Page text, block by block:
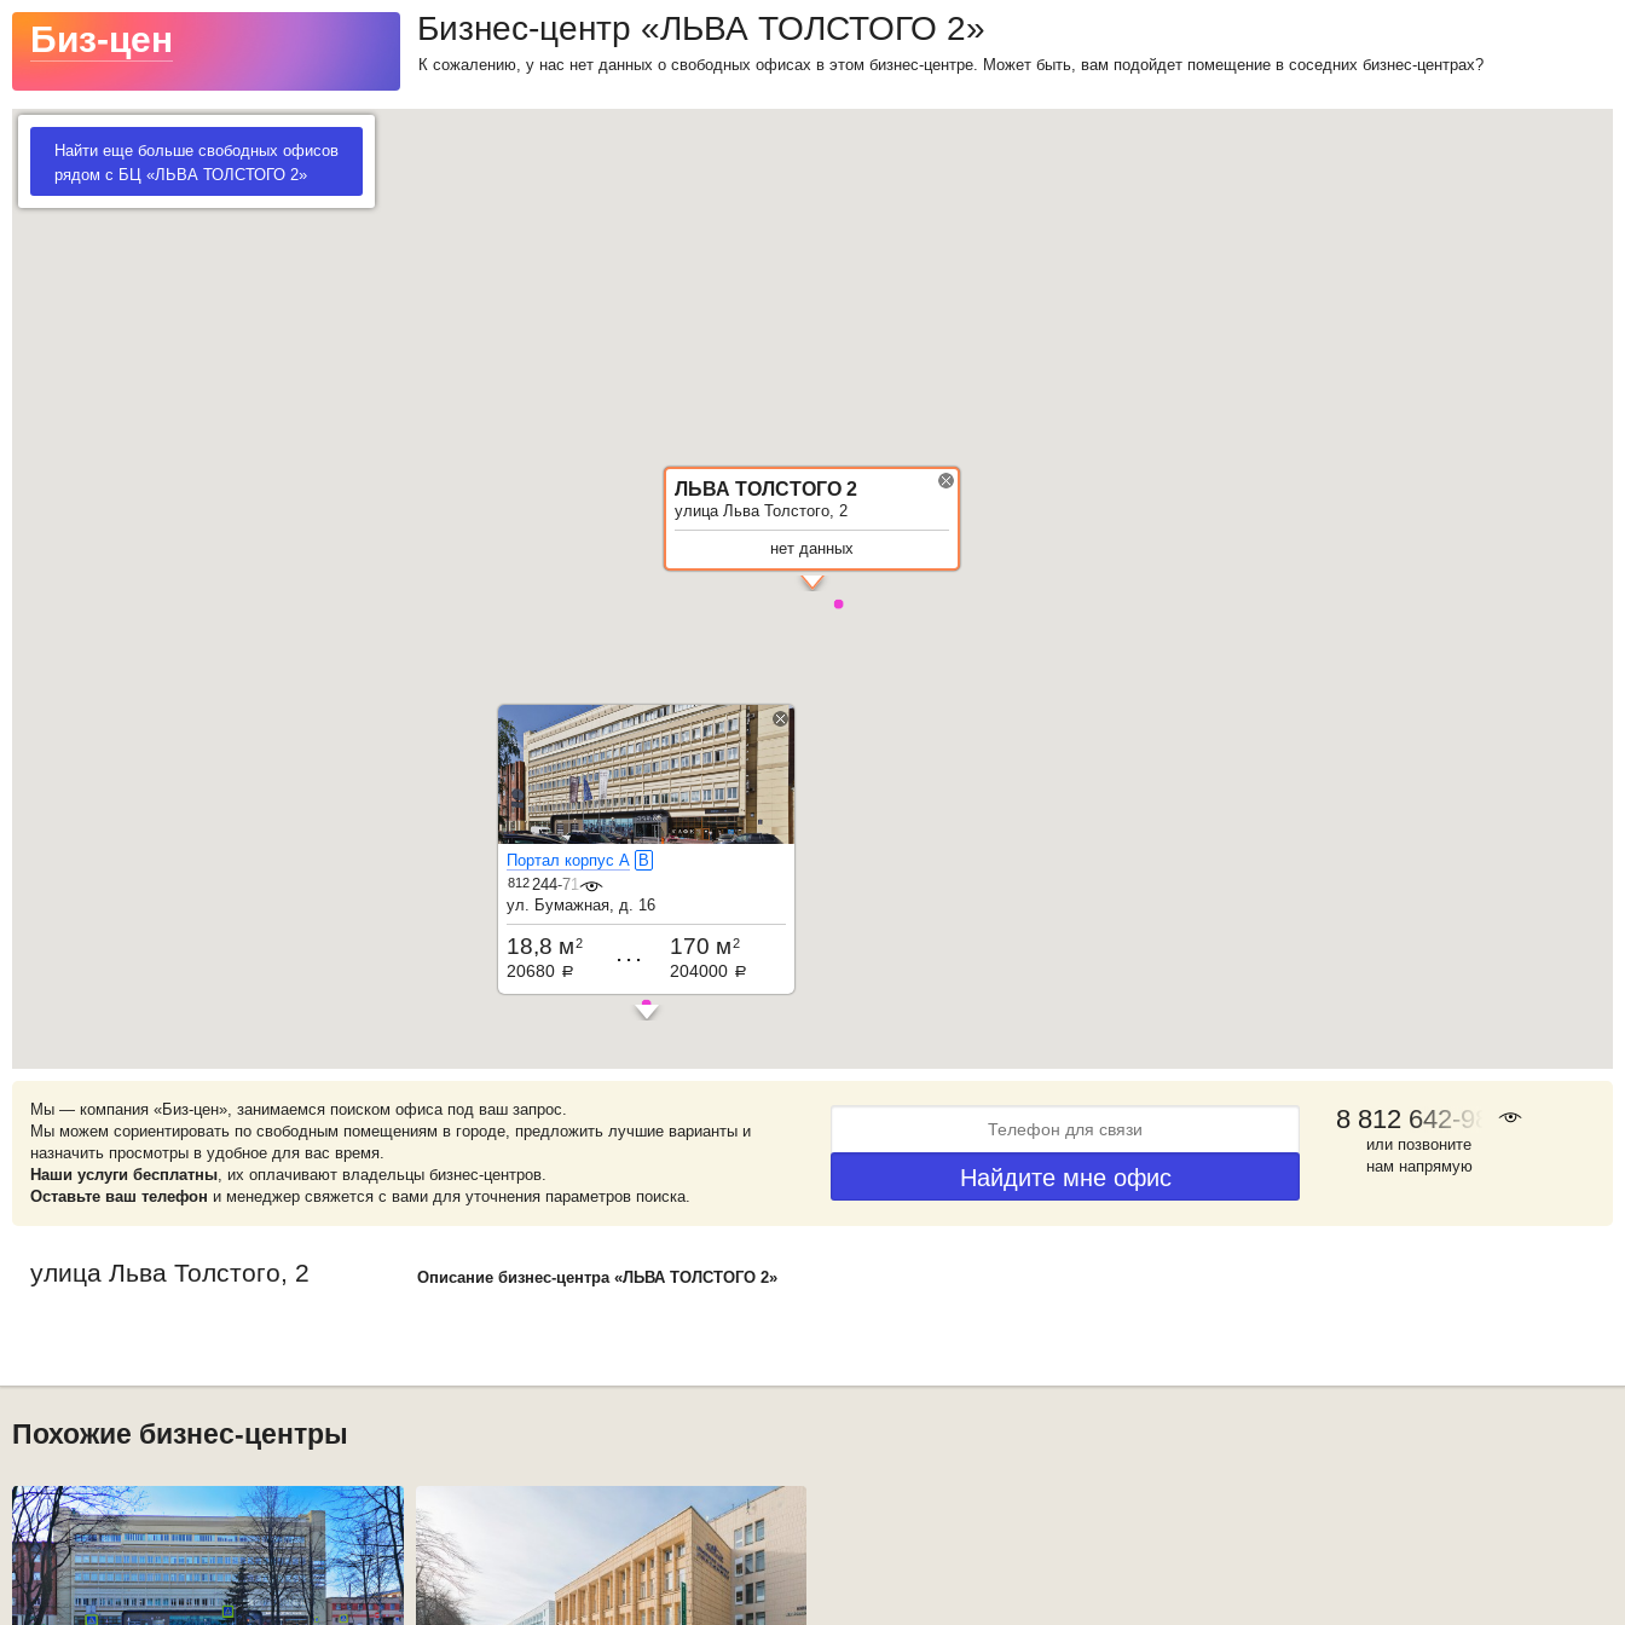
Биз-цен Бизнес-центр «ЛЬВА ТОЛСТОГО 2»
К сожалению, у нас нет данных о свободных офисах в этом бизнес-центре. Может быть, вам подойдет помещение в соседних бизнес-центрах?
ЛЬВА ТОЛСТОГО 2
улица Льва Толстого, 2
нет данных
Портал корпус А B
812 244-71-32
ул. Бумажная, д. 16
18,8 м2
20680 a
... 170 м2
204000 a
Мы — компания «Биз-цен», занимаемся поиском офиса под ваш запрос.
Мы можем сориентировать по свободным помещениям в городе, предложить лучшие варианты и
назначить просмотры в удобное для вас время.
Наши услуги бесплатны, их оплачивают владельцы бизнес-центров.
Оставьте ваш телефон и менеджер свяжется с вами для уточнения параметров поиска.
8 812 642-98-46
или позвоните
нам напрямую
улица Льва Толстого, 2 Описание бизнес-центра «ЛЬВА ТОЛСТОГО 2»
Похожие бизнес-центры
Найти еще больше свободных офисов
рядом с БЦ «ЛЬВА ТОЛСТОГО 2»